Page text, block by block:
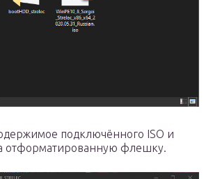
подключённого ISO и
отформатированную флешку.